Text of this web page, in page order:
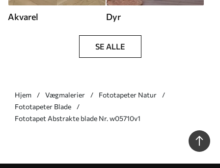
Akvarel Dyr
SE ALLE
Hjem Vægmalerier
Fototapeter Natur
Fototapeter Blade
Fototapet Abstrakte blade Nr. w05710v1